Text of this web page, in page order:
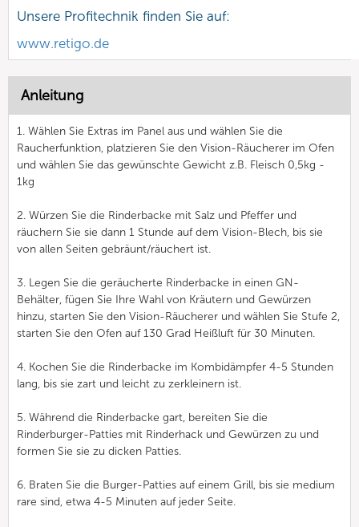
Unsere Profitechnik finden Sie auf:
www.retigo.de
Anleitung
1. Wählen Sie Extras im Panel aus und wählen Sie die
Raucherfunktion, platzieren Sie den Vision-Räucherer im Ofen
und wählen Sie das gewünschte Gewicht z.B. Fleisch 0,5kg -
1kg
2. Würzen Sie die Rinderbacke mit Salz und Pfeffer und
räuchern Sie sie dann 1 Stunde auf dem Vision-Blech, bis sie
von allen Seiten gebräunt/räuchert ist.
3. Legen Sie die geräucherte Rinderbacke in einen GN-
Behälter, fügen Sie Ihre Wahl von Kräutern und Gewürzen
hinzu, starten Sie den Vision-Räucherer und wählen Sie Stufe 2,
starten Sie den Ofen auf 130 Grad Heißluft für 30 Minuten.
4. Kochen Sie die Rinderbacke im Kombidämpfer 4-5 Stunden
lang, bis sie zart und leicht zu zerkleinern ist.
5. Während die Rinderbacke gart, bereiten Sie die
Rinderburger-Patties mit Rinderhack und Gewürzen zu und
formen Sie sie zu dicken Patties.
6. Braten Sie die Burger-Patties auf einem Grill, bis sie medium
rare sind, etwa 4-5 Minuten auf jeder Seite.